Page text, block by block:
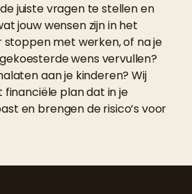
juiste vragen te stellen en
jouw wensen zijn in het
stoppen met werken, of na je
wens vervullen?
aan je kinderen? Wij
financiële plan dat in je
en brengen de risico’s voor